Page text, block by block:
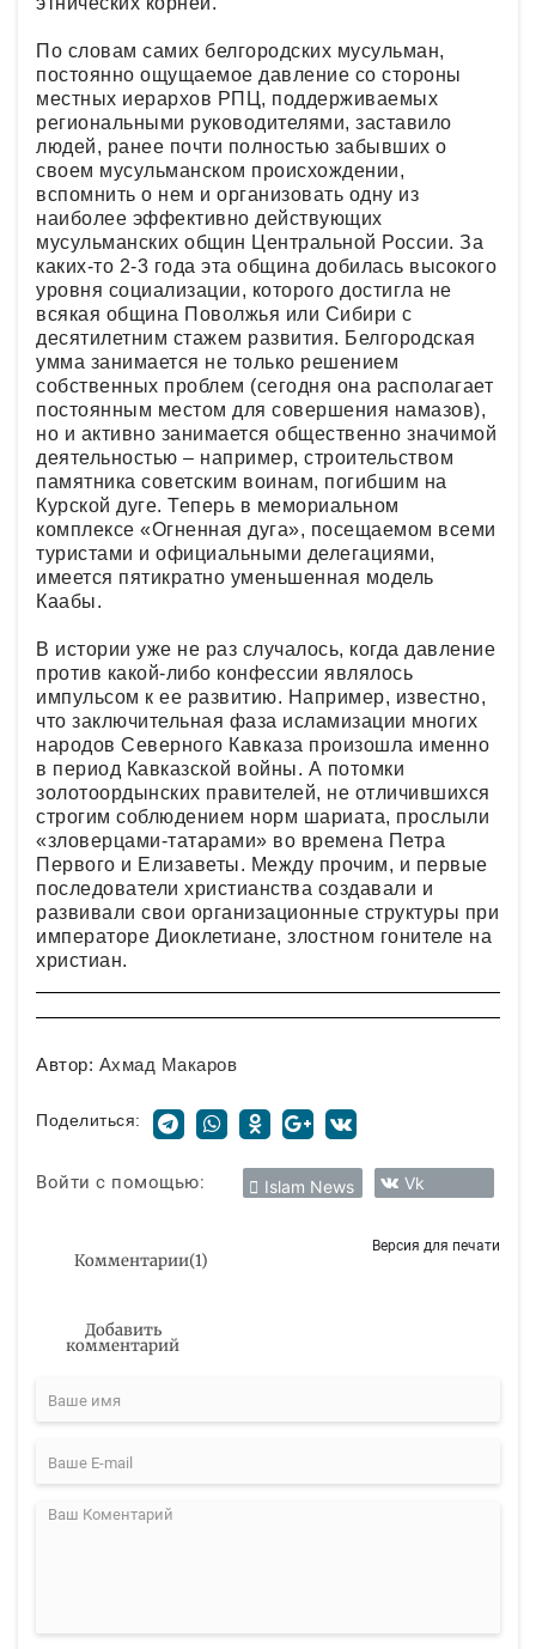
По словам самих белгородских мусульман,
постоянно ощущаемое давление со стороны
местных иерархов РПЦ, поддерживаемых
региональными руководителями, заставило
людей, ранее почти полностью забывших о
своем мусульманском происхождении,
вспомнить о нем и организовать одну из
наиболее эффективно действующих
мусульманских общин Центральной России. За
каких-то 2-3 года эта община добилась высокого
уровня социализации, которого достигла не
всякая община Поволжья или Сибири с
десятилетним стажем развития. Белгородская
умма занимается не только решением
собственных проблем (сегодня она располагает
постоянным местом для совершения намазов),
но и активно занимается общественно значимой
деятельностью – например, строительством
памятника советским воинам, погибшим на
Курской дуге. Теперь в мемориальном
комплексе «Огненная дуга», посещаемом всеми
туристами и официальными делегациями,
имеется пятикратно уменьшенная модель
Каабы.
В истории уже не раз случалось, когда давление
против какой-либо конфессии являлось
импульсом к ее развитию. Например, известно,
что заключительная фаза исламизации многих
народов Северного Кавказа произошла именно
в период Кавказской войны. А потомки
золотоордынских правителей, не отличившихся
строгим соблюдением норм шариата, прослыли
«зловерцами-татарами» во времена Петра
Первого и Елизаветы. Между прочим, и первые
последователи христианства создавали и
развивали свои организационные структуры при
императоре Диоклетиане, злостном гонителе на
христиан.
Автор: Ахмад Макаров
Поделиться:
Войти с помощью: Islam News Vk
Комментарии(1)
Версия для печати
Добавить
комментарий